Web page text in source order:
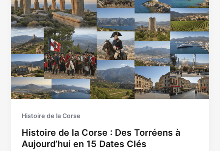
Histoire de la Corse
Histoire de la Corse : Des Torréens à
Aujourd’hui en 15 Dates Clés